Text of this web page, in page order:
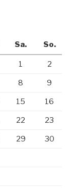
Sa. So.
1 2
8 9
15 16
22 23
29 30